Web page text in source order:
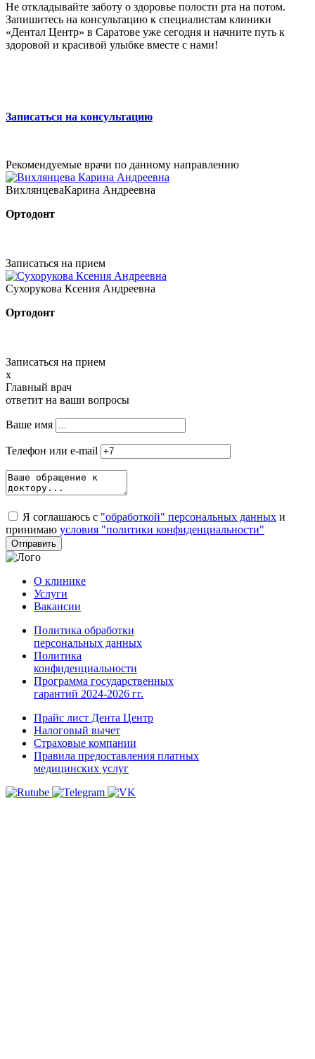
Не откладывайте заботу о здоровье полости рта на потом.
Запишитесь на консультацию к специалистам клиники
«Дентал Центр» в Саратове уже сегодня и начните путь к
здоровой и красивой улыбке вместе с нами!
Записаться на консультацию
Рекомендуемые врачи по данному направлению
ВихлянцеваКарина Андреевна
Ортодонт
Записаться на прием
Сухорукова Ксения Андреевна
Ортодонт
Записаться на прием
x
Главный врач
ответит на ваши вопросы
Ваше имя
Телефон или e-mail
Я соглашаюсь с "обработкой" персональных данных и
принимаю условия "политики конфиденциальности"
О клинике
Услуги
Вакансии
Политика обработки
персональных данных
Политика
конфиденциальности
Программа государственных
гарантий 2024-2026 гг.
Прайс лист Дента Центр
Налоговый вычет
Страховые компании
Правила предоставления платных
медицинских услуг